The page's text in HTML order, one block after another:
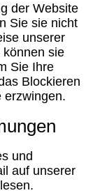
der Website
Sie sie nicht
unserer
sie
Sie Ihre
Blockieren
erzwingen.
und
auf unserer